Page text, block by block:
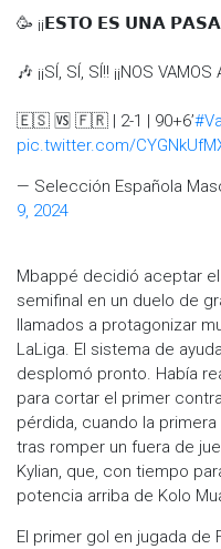
🥳 ¡¡𝗘𝗦𝗧𝗢 𝗘𝗦 𝗨𝗡𝗔
🎶 ¡¡SÍ, SÍ, SÍ!! ¡¡NOS
🇪🇸 🆚 🇫🇷 | 2-1 | 90+6’
pic.twitter.com/
— Selección Española
9, 2024
Mbappé decidió aceptar
semifinal en un duelo de
llamados a protagonizar
LaLiga. El sistema de
desplomó pronto. Había
para cortar el primer
pérdida, cuando la
tras romper un fuera de
Kylian, que, con tiempo
potencia arriba de Kolo
El primer gol en jugada de